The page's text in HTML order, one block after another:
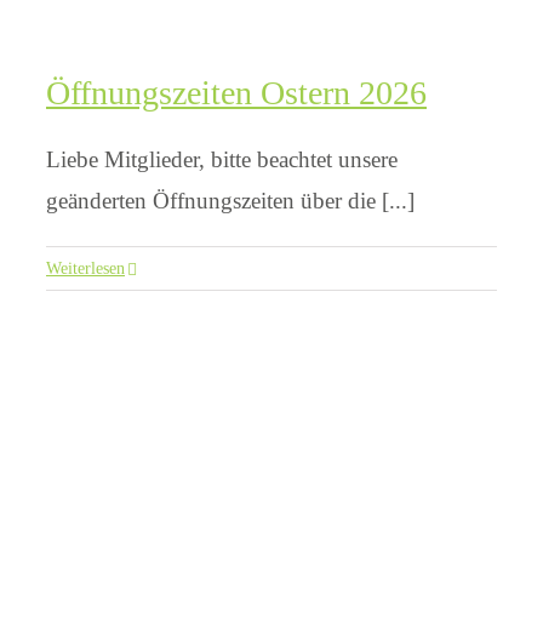
Öffnungszeiten Ostern 2026
Liebe Mitglieder, bitte beachtet unsere
geänderten Öffnungszeiten über die [...]
Weiterlesen